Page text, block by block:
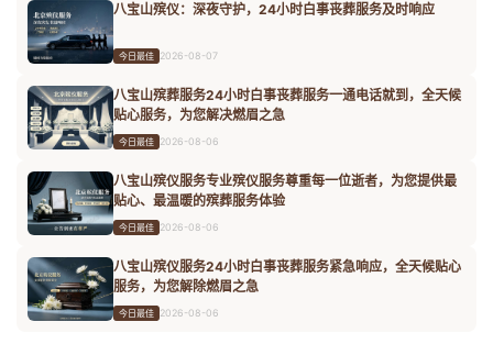
八宝山殡仪：深夜守护，24小时白事丧葬服务及时响应
今日最佳 2026-08-07
八宝山殡葬服务24小时白事丧葬服务一通电话就到，全天候
贴心服务，为您解决燃眉之急
今日最佳 2026-08-06
八宝山殡仪服务专业殡仪服务尊重每一位逝者，为您提供最
贴心、最温暖的殡葬服务体验
今日最佳 2026-08-06
八宝山殡仪服务24小时白事丧葬服务紧急响应，全天候贴心
服务，为您解除燃眉之急
今日最佳 2026-08-06